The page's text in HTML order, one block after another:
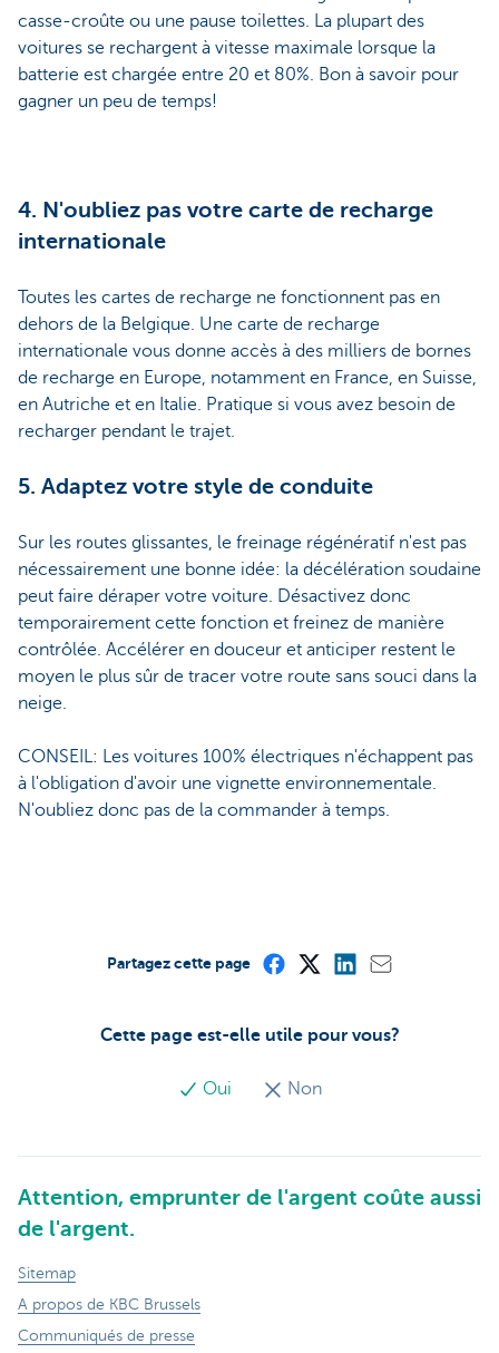
casse-croûte ou une pause toilettes. La plupart des
voitures se rechargent à vitesse maximale lorsque la
batterie est chargée entre 20 et 80%. Bon à savoir pour
gagner un peu de temps!
4. N'oubliez pas votre carte de recharge
internationale
Toutes les cartes de recharge ne fonctionnent pas en
dehors de la Belgique. Une carte de recharge
internationale vous donne accès à des milliers de bornes
de recharge en Europe, notamment en France, en Suisse,
en Autriche et en Italie. Pratique si vous avez besoin de
recharger pendant le trajet.
5. Adaptez votre style de conduite
Sur les routes glissantes, le freinage régénératif n'est pas
nécessairement une bonne idée: la décélération soudaine
peut faire déraper votre voiture. Désactivez donc
temporairement cette fonction et freinez de manière
contrôlée. Accélérer en douceur et anticiper restent le
moyen le plus sûr de tracer votre route sans souci dans la
neige.
CONSEIL: Les voitures 100% électriques n'échappent pas
à l'obligation d'avoir une vignette environnementale.
N'oubliez donc pas de la commander à temps.
Cette page est-elle utile pour vous?
Oui Non
Partagez cette page
Attention, emprunter de l'argent coûte aussi
de l'argent.
Sitemap
A propos de KBC Brussels
Communiqués de presse